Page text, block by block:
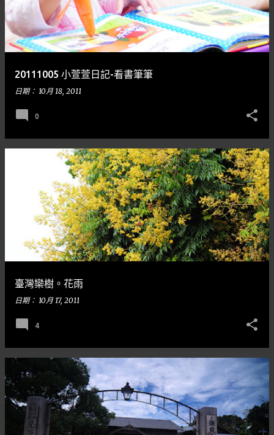
20111005 小萱萱日記-看書筆筆
日期： 10月 18, 2011
0
臺灣欒樹。花雨
日期： 10月 17, 2011
4